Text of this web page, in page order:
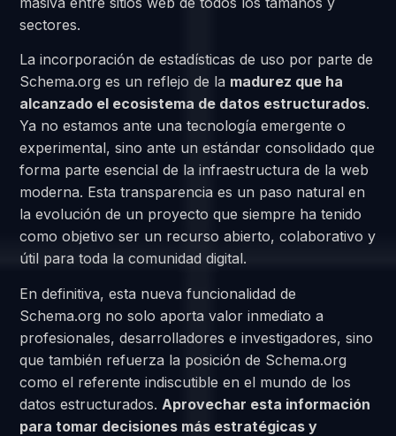
sectores.
La incorporación de estadísticas de uso por parte de
Schema.org es un reflejo de la madurez que ha
alcanzado el ecosistema de datos estructurados.
Ya no estamos ante una tecnología emergente o
experimental, sino ante un estándar consolidado que
forma parte esencial de la infraestructura de la web
moderna. Esta transparencia es un paso natural en
la evolución de un proyecto que siempre ha tenido
como objetivo ser un recurso abierto, colaborativo y
útil para toda la comunidad digital.
En definitiva, esta nueva funcionalidad de
Schema.org no solo aporta valor inmediato a
profesionales, desarrolladores e investigadores, sino
que también refuerza la posición de Schema.org
como el referente indiscutible en el mundo de los
datos estructurados. Aprovechar esta información
para tomar decisiones más estratégicas y